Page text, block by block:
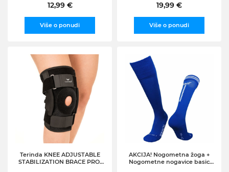
12,99 €
Više o ponudi
19,99 €
Više o ponudi
Terinda KNEE ADJUSTABLE
STABILIZATION BRACE PRO,
AKCIJA! Nogometna žoga +
Nogometne nogavice basic